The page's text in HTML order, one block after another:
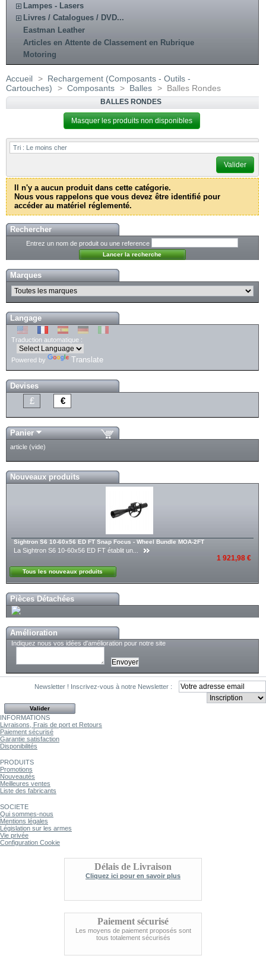
Lampes - Lasers
Livres / Catalogues / DVD...
Eastman Leather
Articles en Attente de Classement en Rubrique
Motoring
Accueil > Rechargement (Composants - Outils -
Cartouches)
> Composants > Balles > Balles Rondes
BALLES RONDES
Masquer les produits non disponibles
Tri : Le moins cher
Valider
Il n'y a aucun produit dans cette catégorie.
Nous vous rappelons que vous devez être identifié pour
accéder au matériel réglementé.
Rechercher
Entrez un nom de produit ou une reference
Marques
Langage
Traduction automatique :
Powered by Translate
Devises
£ €
Panier
article (vide)
Nouveaux produits
Sightron S6 10-60x56 ED FT Snap Focus - Wheel Bundle MOA-2FT
La Sightron S6 10-60x56 ED FT établit un...
1 921,98 €
Tous les nouveaux produits
Pièces Détachées
Amélioration
Indiquez nous vos idées d'amélioration pour notre site
Newsletter ! Inscrivez-vous à notre Newsletter :
INFORMATIONS
Livraisons, Frais de port et Retours
Paiement sécurisé
Garantie satisfaction
Disponibilités
PRODUITS
Promotions
Nouveautés
Meilleures ventes
Liste des fabricants
SOCIETE
Qui sommes-nous
Mentions légales
Législation sur les armes
Vie privée
Configuration Cookie
Délais de Livraison
Cliquez ici pour en savoir plus
Paiement sécurisé
Les moyens de paiement proposés sont
tous totalement sécurisés